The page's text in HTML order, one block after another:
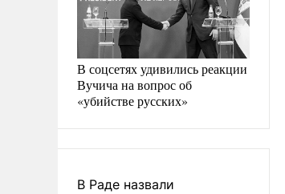
В соцсетях удивились реакции
Вучича на вопрос об
«убийстве русских»
В Раде назвали